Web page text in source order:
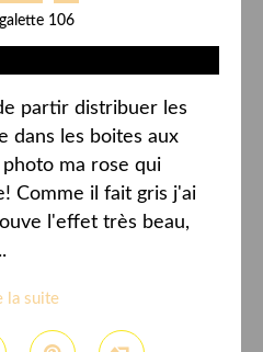
106
partir distribuer les
dans les boites aux
ma rose qui
Comme il fait gris j'ai
l'effet très beau,
la suite